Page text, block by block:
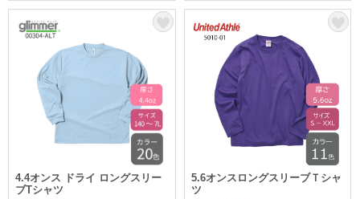
4.4オンス ドライ ロングスリー
ブTシャツ
5.6オンスロングスリーブＴシャ
ツ